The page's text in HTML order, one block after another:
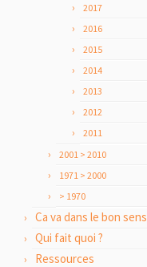
2017
2016
2015
2014
2013
2012
2011
2001 > 2010
1971 > 2000
> 1970
Ca va dans le bon sens
Qui fait quoi ?
Ressources